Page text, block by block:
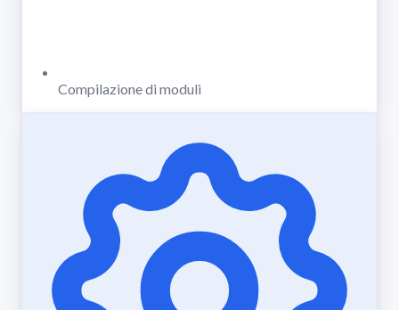
Compilazione di moduli